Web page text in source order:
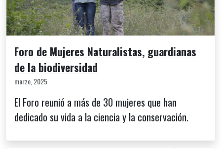
Foro de Mujeres Naturalistas, guardianas
de la biodiversidad
marzo, 2025
El Foro reunió a más de 30 mujeres que han
dedicado su vida a la ciencia y la conservación.